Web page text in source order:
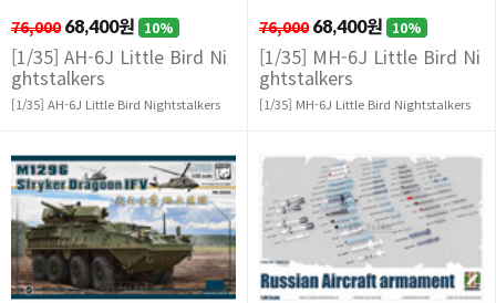
76,000 68,400원 10%
[1/35] AH-6J Little Bird Ni
ghtstalkers
[1/35] AH-6J Little Bird Nightstalkers
76,000 68,400원 10%
[1/35] MH-6J Little Bird Ni
ghtstalkers
[1/35] MH-6J Little Bird Nightstalkers